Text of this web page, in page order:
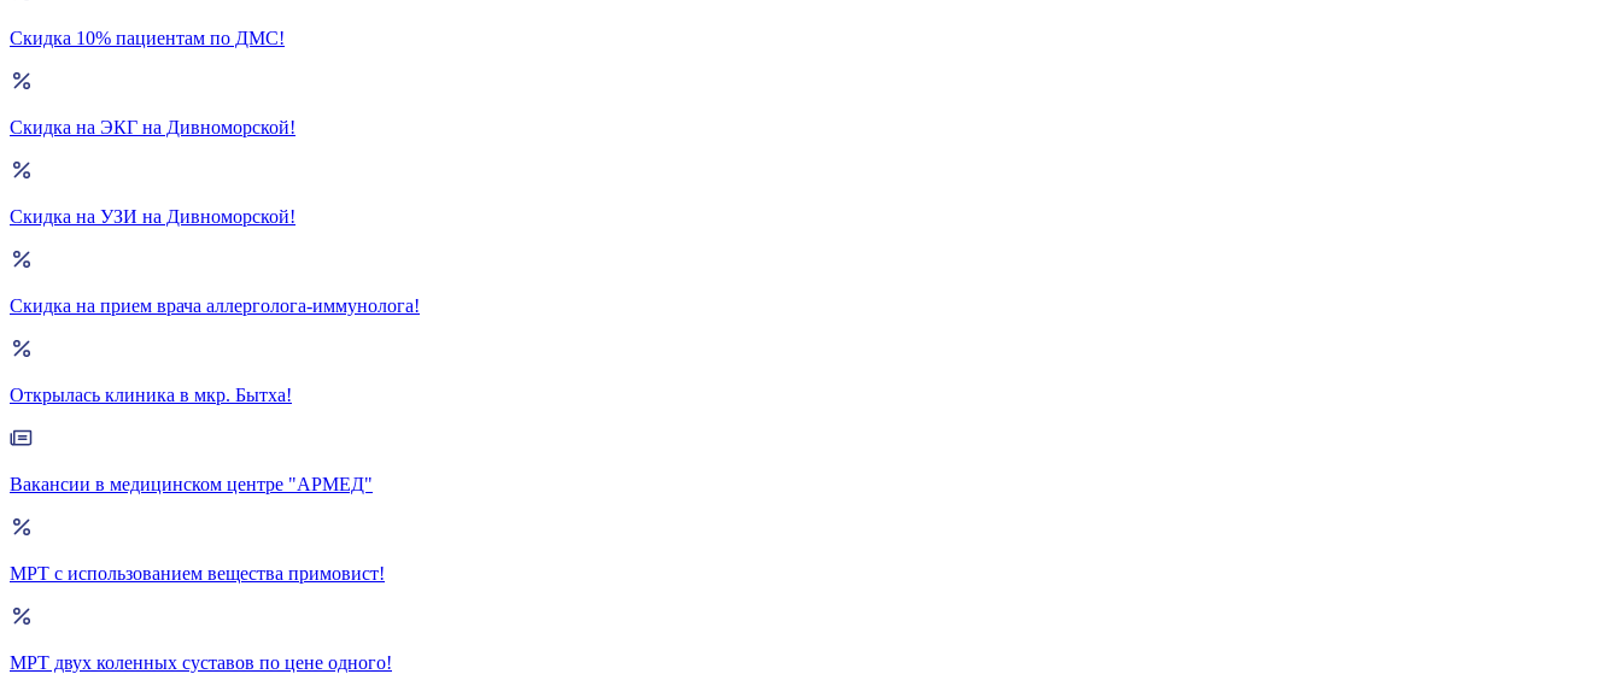
Скидка 10% пациентам по ДМС!
Скидка на ЭКГ на Дивноморской!
Скидка на УЗИ на Дивноморской!
Скидка на прием врача аллерголога-иммунолога!
Открылась клиника в мкр. Бытха!
Вакансии в медицинском центре "АРМЕД"
МРТ с использованием вещества примовист!
МРТ двух коленных суставов по цене одного!